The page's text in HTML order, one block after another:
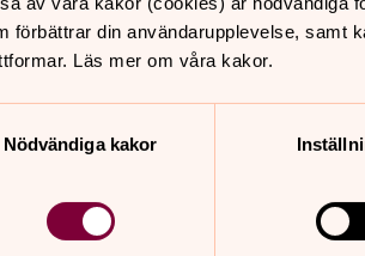
förbättrar din användarupplevelse, samt
Läs mer om våra kakor.
Nödvändiga kakor